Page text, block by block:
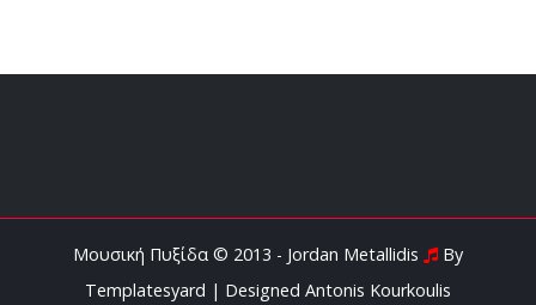
Μουσική Πυξίδα © 2013 - Jordan Metallidis
By
Templatesyard | Designed Antonis Kourkoulis